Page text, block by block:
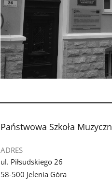
stopka
Państwowa Szkoła
ADRES
ul. Piłsudskiego 26
58-500 Jelenia Góra